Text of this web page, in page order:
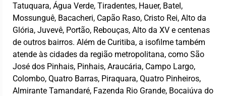
Tatuquara, Água Verde, Tiradentes, Hauer, Batel,
Mossunguê, Bacacheri, Capão Raso, Cristo Rei, Alto da
Glória, Juvevê, Portão, Rebouças, Alto da XV e centenas
de outros bairros. Além de Curitiba, a isofilme também
atende às cidades da região metropolitana, como São
José dos Pinhais, Pinhais, Araucária, Campo Largo,
Colombo, Quatro Barras, Piraquara, Quatro Pinheiros,
Almirante Tamandaré, Fazenda Rio Grande, Bocaiúva do